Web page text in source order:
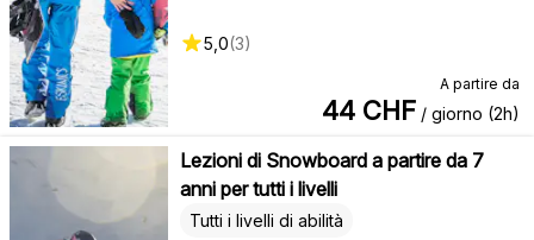
5,0(3)
A partire da
44 CHF / giorno (2h)
Lezioni di Snowboard a partire da 7
anni per tutti i livelli
Tutti i livelli di abilità